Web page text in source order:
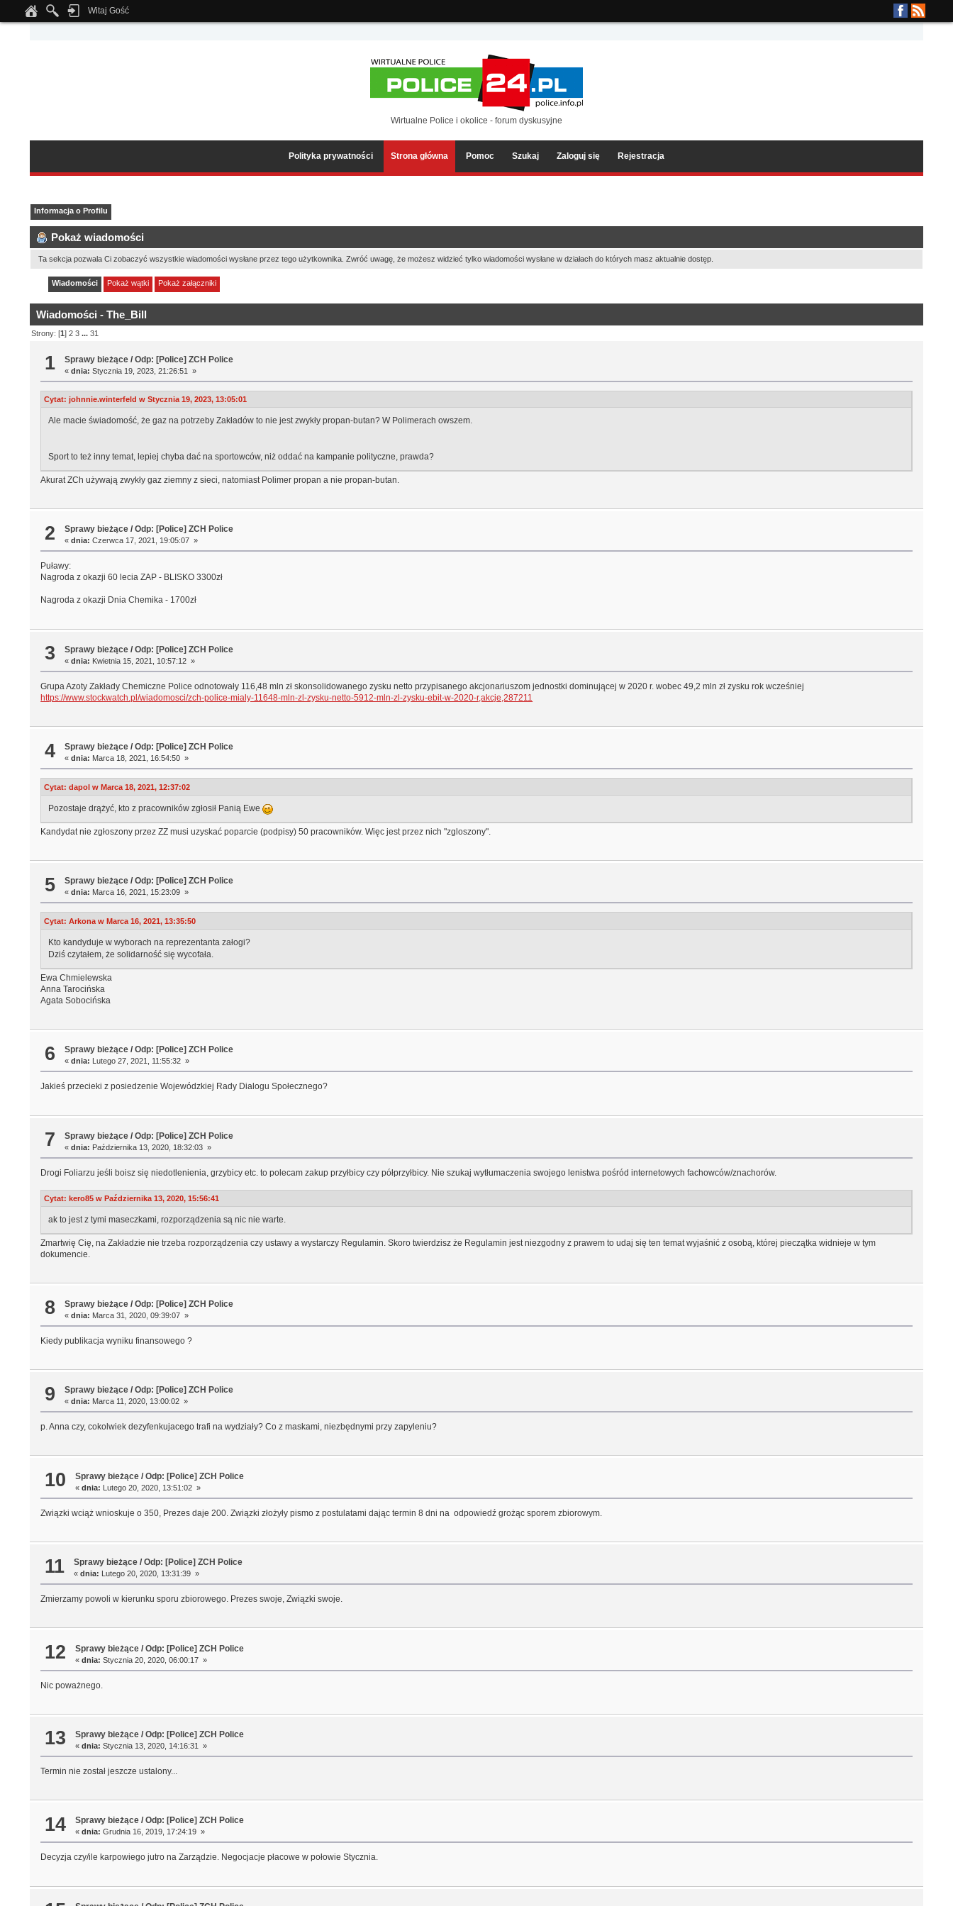
Notice: Undefined index: tapatalk_body_hook in
Witaj Gość
Wirtualne Police i okolice - forum dyskusyjne
Polityka prywatności Strona główna Pomoc Szukaj Zaloguj się Rejestracja
Informacja o Profilu
Pokaż wiadomości
Ta sekcja pozwala Ci zobaczyć wszystkie wiadomości wysłane przez tego użytkownika. Zwróć uwagę, że możesz widzieć tylko wiadomości wysłane w działach do których masz aktualnie dostęp.
Wiadomości Pokaż wątki Pokaż załączniki
Wiadomości - The_Bill
Strony: [1]2 3 ...31
1 Sprawy bieżące /Odp: [Police] ZCH Police
«dnia: Stycznia 19, 2023, 21:26:51 »
Cytat: johnnie.winterfeld w Stycznia 19, 2023, 13:05:01
Ale macie świadomość, że gaz na potrzeby Zakładów to nie jest zwykły propan-butan? W Polimerach owszem.
Sport to też inny temat, lepiej chyba dać na sportowców, niż oddać na kampanie polityczne, prawda?
Akurat ZCh używają zwykły gaz ziemny z sieci, natomiast Polimer propan a nie propan-butan.
2 Sprawy bieżące /Odp: [Police] ZCH Police
«dnia: Czerwca 17, 2021, 19:05:07 »
Puławy:
Nagroda z okazji 60 lecia ZAP - BLISKO 3300zł
Nagroda z okazji Dnia Chemika - 1700zł
3 Sprawy bieżące /Odp: [Police] ZCH Police
«dnia: Kwietnia 15, 2021, 10:57:12 »
Grupa Azoty Zakłady Chemiczne Police odnotowały 116,48 mln zł skonsolidowanego zysku netto przypisanego akcjonariuszom jednostki dominującej w 2020 r. wobec 49,2 mln zł zysku rok wcześniej
https://www.stockwatch.pl/wiadomosci/zch-police-mialy-11648-mln-zl-zysku-netto-5912-mln-zl-zysku-ebit-w-2020-r,akcje,287211
4 Sprawy bieżące /Odp: [Police] ZCH Police
«dnia: Marca 18, 2021, 16:54:50 »
Cytat: dapol w Marca 18, 2021, 12:37:02
Pozostaje drążyć, kto z pracowników zgłosił Panią Ewe
Kandydat nie zgłoszony przez ZZ musi uzyskać poparcie (podpisy) 50 pracowników. Więc jest przez nich "zgloszony".
5 Sprawy bieżące /Odp: [Police] ZCH Police
«dnia: Marca 16, 2021, 15:23:09 »
Cytat: Arkona w Marca 16, 2021, 13:35:50
Kto kandyduje w wyborach na reprezentanta załogi?
Dziś czytałem, że solidarność się wycofała.
Ewa Chmielewska
Anna Tarocińska
Agata Sobocińska
6 Sprawy bieżące /Odp: [Police] ZCH Police
«dnia: Lutego 27, 2021, 11:55:32 »
Jakieś przecieki z posiedzenie Wojewódzkiej Rady Dialogu Społecznego?
7 Sprawy bieżące /Odp: [Police] ZCH Police
«dnia: Października 13, 2020, 18:32:03 »
Drogi Foliarzu jeśli boisz się niedotlenienia, grzybicy etc. to polecam zakup przyłbicy czy półprzyłbicy. Nie szukaj wytłumaczenia swojego lenistwa pośród internetowych fachowców/znachorów.
Cytat: kero85 w Października 13, 2020, 15:56:41
ak to jest z tymi maseczkami, rozporządzenia są nic nie warte.
Zmartwię Cię, na Zakładzie nie trzeba rozporządzenia czy ustawy a wystarczy Regulamin. Skoro twierdzisz że Regulamin jest niezgodny z prawem to udaj się ten temat wyjaśnić z osobą, której pieczątka widnieje w tym
dokumencie.
8 Sprawy bieżące /Odp: [Police] ZCH Police
«dnia: Marca 31, 2020, 09:39:07 »
Kiedy publikacja wyniku finansowego ?
9 Sprawy bieżące /Odp: [Police] ZCH Police
«dnia: Marca 11, 2020, 13:00:02 »
p. Anna czy, cokolwiek dezyfenkujacego trafi na wydziały? Co z maskami, niezbędnymi przy zapyleniu?
10 Sprawy bieżące /Odp: [Police] ZCH Police
«dnia: Lutego 20, 2020, 13:51:02 »
Związki wciąż wnioskuje o 350, Prezes daje 200. Związki złożyły pismo z postulatami dając termin 8 dni na odpowiedź grożąc sporem zbiorowym.
11 Sprawy bieżące /Odp: [Police] ZCH Police
«dnia: Lutego 20, 2020, 13:31:39 »
Zmierzamy powoli w kierunku sporu zbiorowego. Prezes swoje, Związki swoje.
12 Sprawy bieżące /Odp: [Police] ZCH Police
«dnia: Stycznia 20, 2020, 06:00:17 »
Nic poważnego.
13 Sprawy bieżące /Odp: [Police] ZCH Police
«dnia: Stycznia 13, 2020, 14:16:31 »
Termin nie został jeszcze ustalony...
14 Sprawy bieżące /Odp: [Police] ZCH Police
«dnia: Grudnia 16, 2019, 17:24:19 »
Decyzja czy/ile karpowiego jutro na Zarządzie. Negocjacje płacowe w połowie Stycznia.